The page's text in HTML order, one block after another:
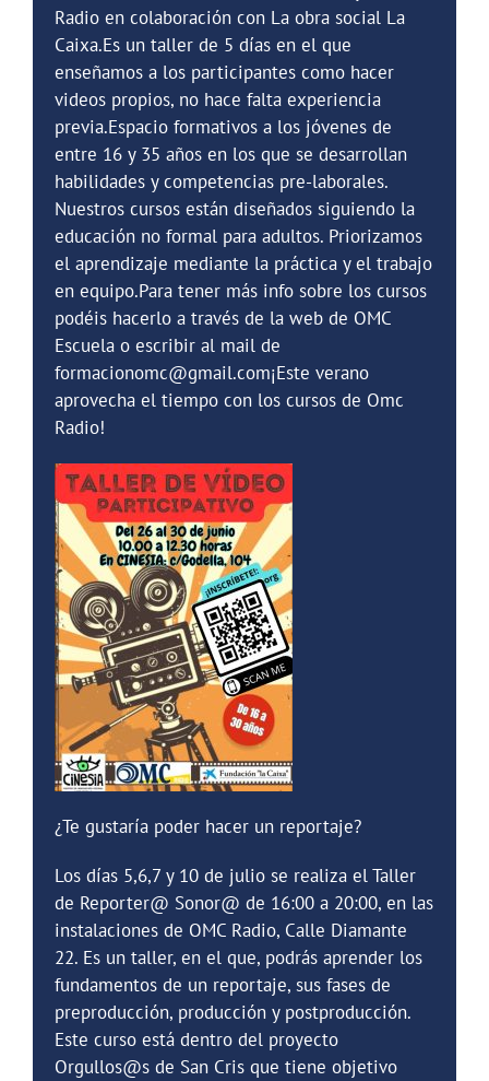
Radio en colaboración con La obra social La
Caixa.Es un taller de 5 días en el que
enseñamos a los participantes como hacer
videos propios, no hace falta experiencia
previa.Espacio formativos a los jóvenes de
entre 16 y 35 años en los que se desarrollan
habilidades y competencias pre-laborales.
Nuestros cursos están diseñados siguiendo la
educación no formal para adultos. Priorizamos
el aprendizaje mediante la práctica y el trabajo
en equipo.Para tener más info sobre los cursos
podéis hacerlo a través de la web de OMC
Escuela o escribir al mail de
formacionomc@gmail.com¡Este verano
aprovecha el tiempo con los cursos de Omc
Radio!
¿Te gustaría poder hacer un reportaje?
Los días 5,6,7 y 10 de julio se realiza el Taller
de Reporter@ Sonor@ de 16:00 a 20:00, en las
instalaciones de OMC Radio, Calle Diamante
22. Es un taller, en el que, podrás aprender los
fundamentos de un reportaje, sus fases de
preproducción, producción y postproducción.
Este curso está dentro del proyecto
Orgullos@s de San Cris que tiene objetivo